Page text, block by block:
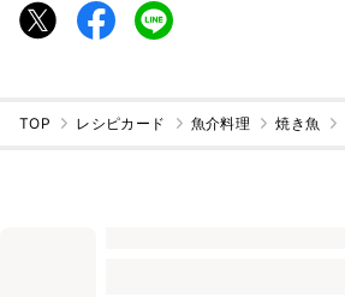
TOP レシピカード 魚介料理 焼き魚